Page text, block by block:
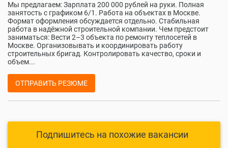
Мы предлагаем: Зарплата 200 000 рублей на руки. Полная
занятость с графиком 6/1. Работа на объектах в Москве.
Формат оформления обсуждается отдельно. Стабильная
работа в надёжной строительной компании. Чем предстоит
заниматься: Вести 2–3 объекта по ремонту теплосетей в
Москве. Организовывать и координировать работу
строительных бригад. Контролировать качество, сроки и
объем...
ОТПРАВИТЬ РЕЗЮМЕ
Подпишитесь на похожие вакансии